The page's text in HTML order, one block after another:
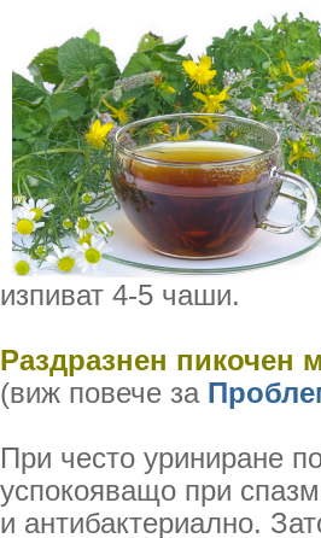
изпиват 4-5 чаши.
Раздразнен пикочен
(виж повече за
При често уриниране
успокояващо при
и антибактериално.